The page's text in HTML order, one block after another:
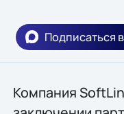
Подписаться
Компания